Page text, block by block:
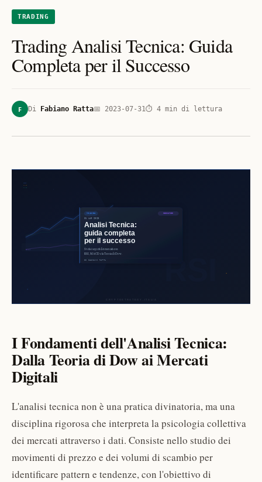
TRADING
Trading Analisi Tecnica: Guida
Completa per il Successo
F Di Fabiano Ratta📅 2023-07-31⏱ 4 min di lettura
I Fondamenti dell'Analisi Tecnica:
Dalla Teoria di Dow ai Mercati
Digitali
L'analisi tecnica non è una pratica divinatoria, ma una
disciplina rigorosa che interpreta la psicologia collettiva
dei mercati attraverso i dati. Consiste nello studio dei
movimenti di prezzo e dei volumi di scambio per
identificare pattern e tendenze, con l'obiettivo di